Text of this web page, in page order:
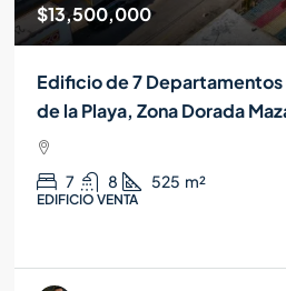
$13,500,000
Edificio de 7 Departamentos
de la Playa, Zona Dorada
7 8 525 m²
EDIFICIO VENTA